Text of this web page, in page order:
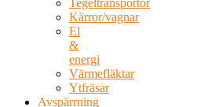
Kärror/vagnar
El
&
energi
Värmefläktar
Ytfräsar
Avspärrning